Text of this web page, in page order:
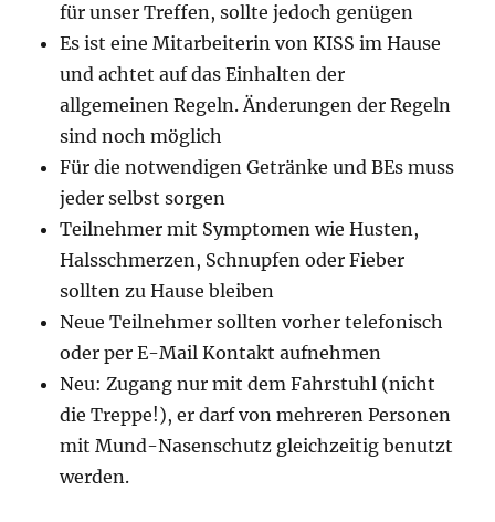
für unser Treffen, sollte jedoch genügen
Es ist eine Mitarbeiterin von KISS im Hause
und achtet auf das Einhalten der
allgemeinen Regeln. Änderungen der Regeln
sind noch möglich
Für die notwendigen Getränke und BEs muss
jeder selbst sorgen
Teilnehmer mit Symptomen wie Husten,
Halsschmerzen, Schnupfen oder Fieber
sollten zu Hause bleiben
Neue Teilnehmer sollten vorher telefonisch
oder per E-Mail Kontakt aufnehmen
Neu: Zugang nur mit dem Fahrstuhl (nicht
die Treppe!), er darf von mehreren Personen
mit Mund-Nasenschutz gleichzeitig benutzt
werden.